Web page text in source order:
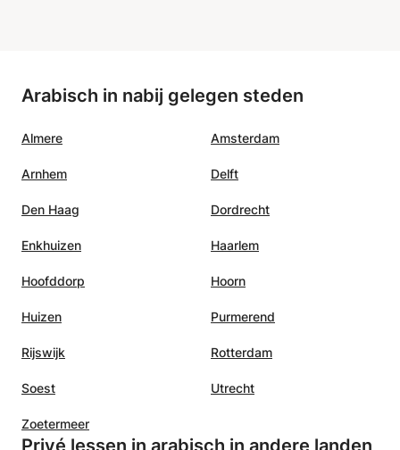
Arabisch in nabij gelegen steden
Almere Amsterdam
Arnhem Delft
Den Haag Dordrecht
Enkhuizen Haarlem
Hoofddorp Hoorn
Huizen Purmerend
Rijswijk Rotterdam
Soest Utrecht
Zoetermeer
Privé lessen in arabisch in andere landen